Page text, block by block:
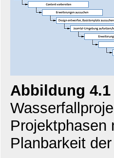
Abbildung 4.1
Projektphasen
Planbarkeit